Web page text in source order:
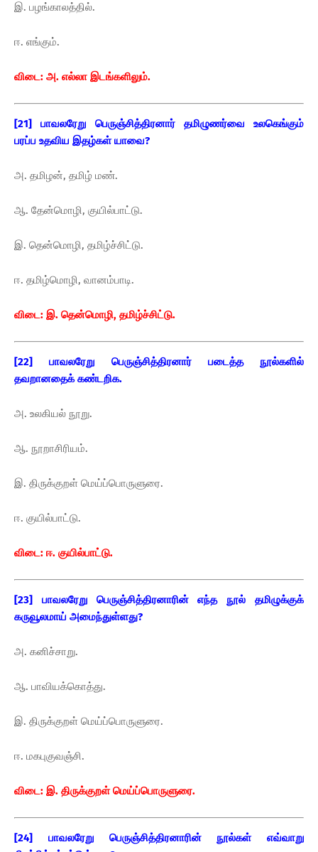
இ. பழங்காலத்தில்.
ஈ. எங்கும்.
விடை: அ. எல்லா இடங்களிலும்.
[21] பாவலரேறு பெருஞ்சித்திரனார் தமிழுணர்வை உலகெங்கும்
பரப்ப உதவிய இதழ்கள் யாவை?
அ. தமிழன், தமிழ் மண்.
ஆ. தேன்மொழி, குயில்பாட்டு.
இ. தென்மொழி, தமிழ்ச்சிட்டு.
ஈ. தமிழ்மொழி, வானம்பாடி.
விடை: இ. தென்மொழி, தமிழ்ச்சிட்டு.
[22] பாவலரேறு பெருஞ்சித்திரனார் படைத்த நூல்களில்
தவறானதைக் கண்டறிக.
அ. உலகியல் நூறு.
ஆ. நூறாசிரியம்.
இ. திருக்குறள் மெய்ப்பொருளுரை.
ஈ. குயில்பாட்டு.
விடை: ஈ. குயில்பாட்டு.
[23] பாவலரேறு பெருஞ்சித்திரனாரின் எந்த நூல் தமிழுக்குக்
கருவூலமாய் அமைந்துள்ளது?
அ. கனிச்சாறு.
ஆ. பாவியக்கொத்து.
இ. திருக்குறள் மெய்ப்பொருளுரை.
ஈ. மகபுகுவஞ்சி.
விடை: இ. திருக்குறள் மெய்ப்பொருளுரை.
[24] பாவலரேறு பெருஞ்சித்திரனாரின் நூல்கள் எவ்வாறு